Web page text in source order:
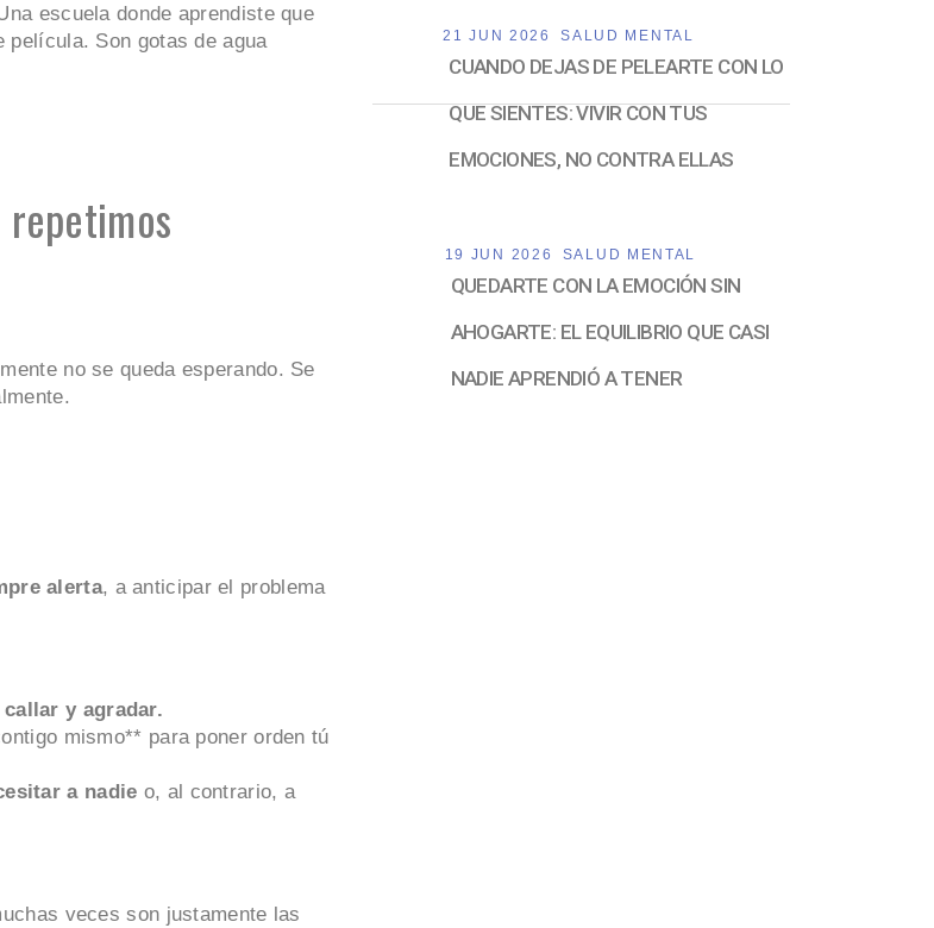
escuela donde aprendiste que
película. Son gotas de agua
no se queda esperando. Se
alerta, a anticipar el problema
callar y agradar.
mismo** para poner orden tú
a nadie o, al contrario, a
veces son justamente las
21 JUN 2026 SALUD MENTAL
CUANDO DEJAS DE PELEARTE CON LO
QUE SIENTES: VIVIR CON TUS
EMOCIONES, NO CONTRA ELLAS
19 JUN 2026 SALUD MENTAL
QUEDARTE CON LA EMOCIÓN SIN
AHOGARTE: EL EQUILIBRIO QUE CASI
NADIE APRENDIÓ A TENER